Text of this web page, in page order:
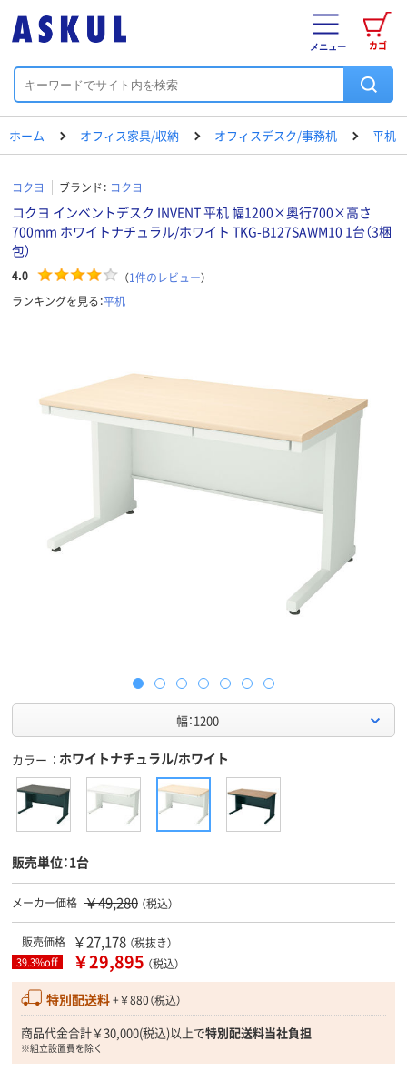
カゴ
メニュー
ホーム オフィス家具/収納 オフィスデスク/事務机 平机
コクヨ ブランド： コクヨ
コクヨ インベントデスク INVENT 平机 幅1200×奥行700×高さ
700mm ホワイトナチュラル/ホワイト TKG-B127SAWM10 1台（3梱
包）
4.0 （1件のレビュー）
ランキングを見る：平机
幅：1200
カラー ホワイトナチュラル/ホワイト
販売単位：1台
メーカー価格 ￥49,280 （税込）
販売価格 ￥27,178 （税抜き）
39.3%off ￥29,895 （税込）
特別配送料+￥880（税込）
商品代金合計￥30,000(税込)以上で特別配送料当社負担
※組立設置費を除く